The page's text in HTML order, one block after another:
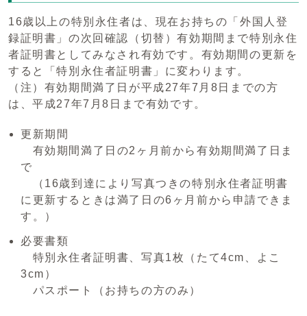
16歳以上の特別永住者は、現在お持ちの「外国人登
録証明書」の次回確認（切替）有効期間まで特別永住
者証明書としてみなされ有効です。有効期間の更新を
すると「特別永住者証明書」に変わります。
（注）有効期間満了日が平成27年7月8日までの方
は、平成27年7月8日まで有効です。
更新期間
有効期間満了日の2ヶ月前から有効期間満了日ま
で
（16歳到達により写真つきの特別永住者証明書
に更新するときは満了日の6ヶ月前から申請できま
す。）
必要書類
特別永住者証明書、写真1枚（たて4cm、よこ
3cm）
パスポート（お持ちの方のみ）